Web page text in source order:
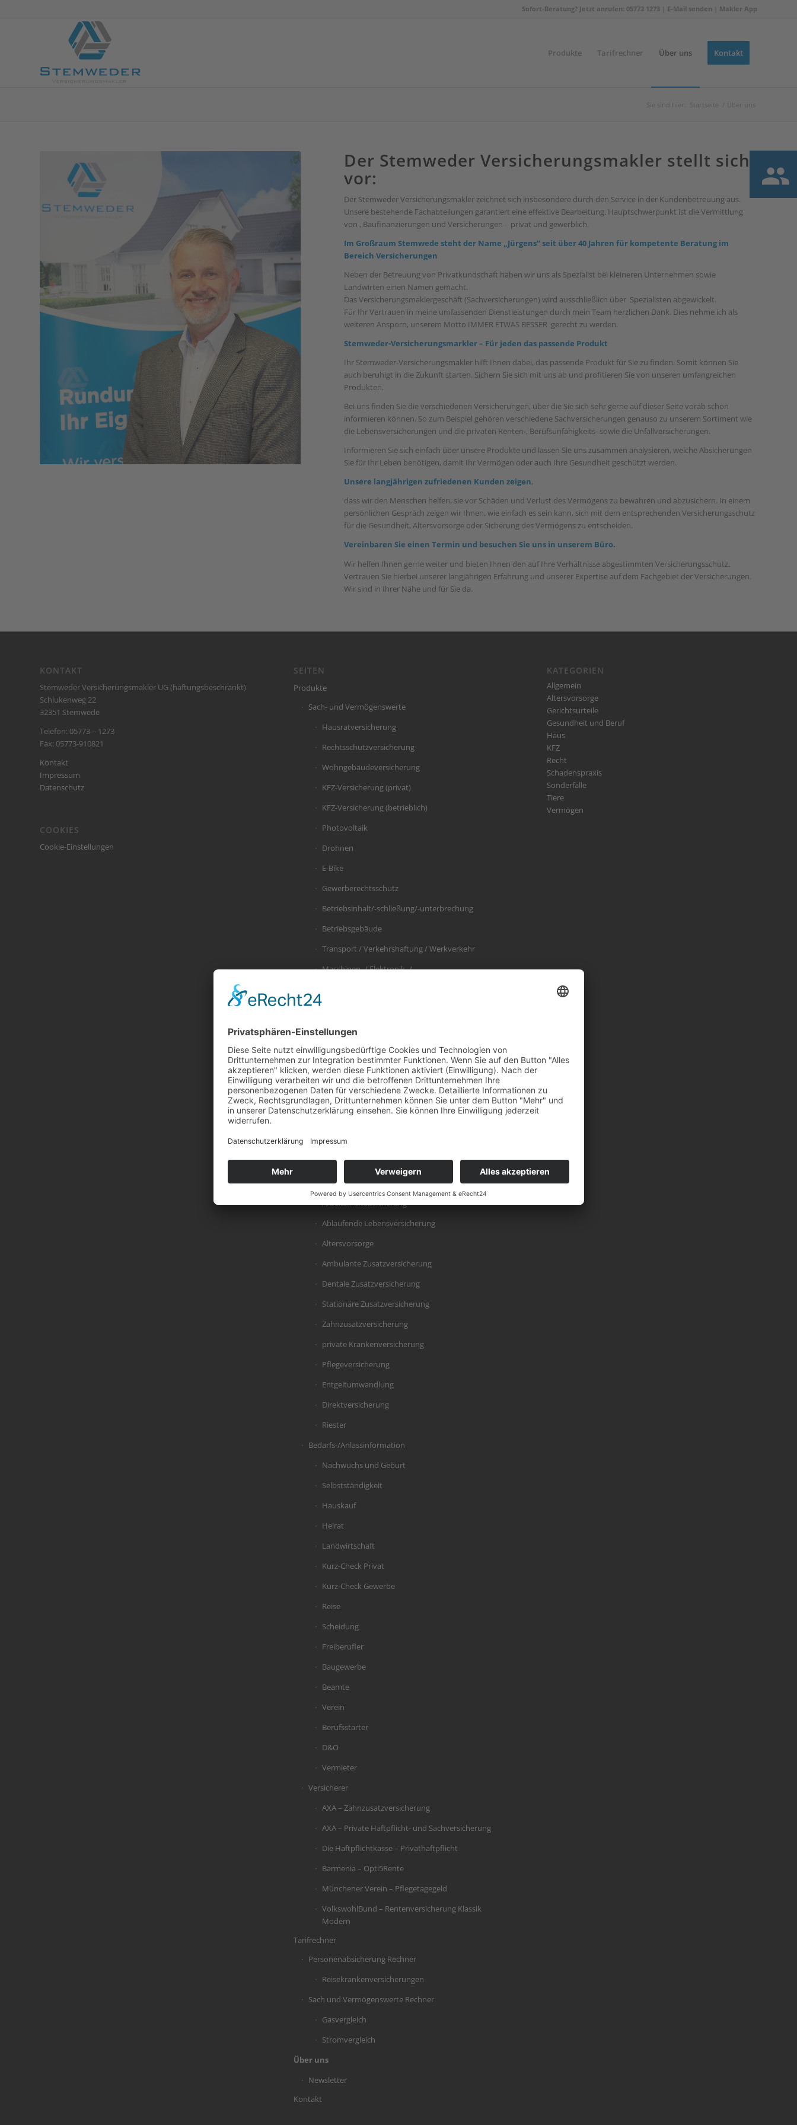
Sofort-Beratung? Jetzt anrufen: 05773 1273 | E-Mail senden Makler App
Produkte Tarifrechner Über uns Kontakt
Sie sind hier: Startseite Über uns
Der Stemweder Versicherungsmakler stellt sich
vor:
Der Stemweder Versicherungsmakler zeichnet sich insbesondere durch den Service in der Kundenbetreuung aus.
Unsere bestehende Fachabteilungen garantiert eine effektive Bearbeitung. Hauptschwerpunkt ist die Vermittlung
von , Baufinanzierungen und Versicherungen – privat und gewerblich.
Im Großraum Stemwede steht der Name „Jürgens“ seit über 40 Jahren für kompetente Beratung im
Bereich Versicherungen
Neben der Betreuung von Privatkundschaft haben wir uns als Spezialist bei kleineren Unternehmen sowie
Landwirten einen Namen gemacht.
Das Versicherungsmaklergeschäft (Sachversicherungen) wird ausschließlich über Spezialisten abgewickelt.
Für Ihr Vertrauen in meine umfassenden Dienstleistungen durch mein Team herzlichen Dank. Dies nehme ich als
weiteren Ansporn, unserem Motto IMMER ETWAS BESSER gerecht zu werden.
Stemweder-Versicherungsmarkler – Für jeden das passende Produkt
Ihr Stemweder-Versicherungsmakler hilft Ihnen dabei, das passende Produkt für Sie zu finden. Somit können Sie
auch beruhigt in die Zukunft starten. Sichern Sie sich mit uns ab und profitieren Sie von unseren umfangreichen
Produkten.
Bei uns finden Sie die verschiedenen Versicherungen, über die Sie sich sehr gerne auf dieser Seite vorab schon
informieren können. So zum Beispiel gehören verschiedene Sachversicherungen genauso zu unserem Sortiment wie
die Lebensversicherungen und die privaten Renten-, Berufsunfähigkeits- sowie die Unfallversicherungen.
Informieren Sie sich einfach über unsere Produkte und lassen Sie uns zusammen analysieren, welche Absicherungen
Sie für Ihr Leben benötigen, damit Ihr Vermögen oder auch Ihre Gesundheit geschützt werden.
Unsere langjährigen zufriedenen Kunden zeigen,
dass wir den Menschen helfen, sie vor Schäden und Verlust des Vermögens zu bewahren und abzusichern. In einem
persönlichen Gespräch zeigen wir Ihnen, wie einfach es sein kann, sich mit dem entsprechenden Versicherungsschutz
für die Gesundheit, Altersvorsorge oder Sicherung des Vermögens zu entscheiden.
Vereinbaren Sie einen Termin und besuchen Sie uns in unserem Büro.
Wir helfen Ihnen gerne weiter und bieten Ihnen den auf Ihre Verhältnisse abgestimmten Versicherungsschutz.
Vertrauen Sie hierbei unserer langjährigen Erfahrung und unserer Expertise auf dem Fachgebiet der Versicherungen.
Wir sind in Ihrer Nähe und für Sie da.
KONTAKT
Stemweder Versicherungsmakler UG (haftungsbeschränkt)
Schlukenweg 22
32351 Stemwede
Telefon: 05773 – 1273
Fax: 05773-910821
Kontakt
Impressum
Datenschutz
COOKIES
Cookie-Einstellungen
SEITEN
Produkte
Sach- und Vermögenswerte
Hausratversicherung
Rechtsschutzversicherung
Wohngebäudeversicherung
KFZ-Versicherung (privat)
KFZ-Versicherung (betrieblich)
Photovoltaik
Drohnen
E-Bike
Gewerberechtsschutz
Betriebsinhalt/-schließung/-unterbrechung
Betriebsgebäude
Transport / Verkehrshaftung / Werkverkehr
Maschinen- / Elektronik- /
Sach-Gewerbe
Privathaftpflichtversicherung
Bauherrenhaftpflichtversicherung
Gewässerschadenshaftpflicht
Tierhaftpflichtversicherung
Personenabsicherung
Unfallversicherung
Arbeitskraftabsicherung
Ablaufende Lebensversicherung
Altersvorsorge
Ambulante Zusatzversicherung
Dentale Zusatzversicherung
Stationäre Zusatzversicherung
Zahnzusatzversicherung
private Krankenversicherung
Pflegeversicherung
Entgeltumwandlung
Direktversicherung
Riester
Bedarfs-/Anlassinformation
Nachwuchs und Geburt
Selbstständigkeit
Hauskauf
Heirat
Landwirtschaft
Kurz-Check Privat
Kurz-Check Gewerbe
Reise
Scheidung
Freiberufler
Baugewerbe
Beamte
Verein
Berufsstarter
D&O
Vermieter
Versicherer
AXA – Zahnzusatzversicherung
AXA – Private Haftpflicht- und Sachversicherung
Die Haftpflichtkasse – Privathaftpflicht
Barmenia – Opti5Rente
Münchener Verein – Pflegetagegeld
VolkswohlBund – Rentenversicherung Klassik
Modern
Tarifrechner
Personenabsicherung Rechner
Reisekrankenversicherungen
Sach und Vermögenswerte Rechner
Gasvergleich
Stromvergleich
Über uns
Newsletter
Kontakt
KATEGORIEN
Allgemein
Altersvorsorge
Gerichtsurteile
Gesundheit und Beruf
Haus
KFZ
Recht
Schadenspraxis
Sonderfälle
Tiere
Vermögen